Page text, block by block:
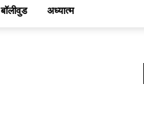
बॉलीवुड अध्यात्म